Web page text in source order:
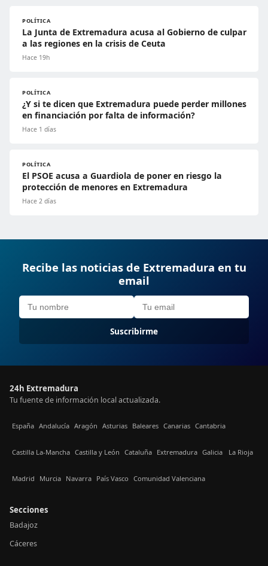
POLÍTICA
La Junta de Extremadura acusa al Gobierno de culpar
a las regiones en la crisis de Ceuta
Hace 19h
POLÍTICA
¿Y si te dicen que Extremadura puede perder millones
en financiación por falta de información?
Hace 1 días
POLÍTICA
El PSOE acusa a Guardiola de poner en riesgo la
protección de menores en Extremadura
Hace 2 días
Recibe las noticias de Extremadura en tu
email
Suscribirme
24h Extremadura
Tu fuente de información local actualizada.
España Andalucía Aragón Asturias Baleares Canarias Cantabria
Castilla La-Mancha Castilla y León Cataluña Extremadura Galicia La Rioja
Madrid Murcia Navarra País Vasco Comunidad Valenciana
Secciones
Badajoz
Cáceres